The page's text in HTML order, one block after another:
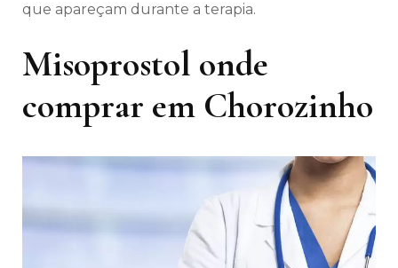
​​que apareçam durante a terapia.
Misoprostol onde
comprar em Chorozinho